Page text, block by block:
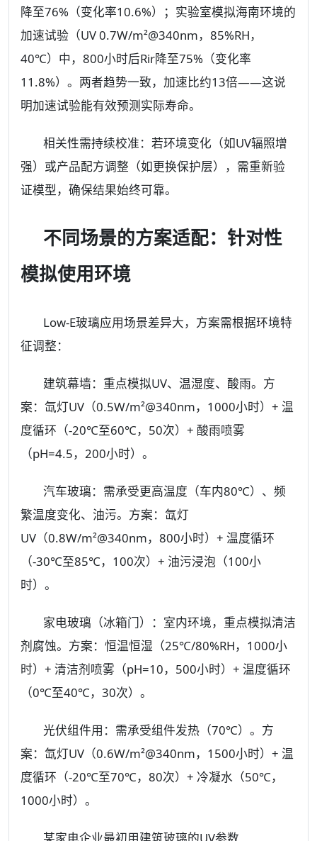
降至76%（变化率10.6%）；实验室模拟海南环境的
加速试验（UV 0.7W/m²@340nm，85%RH，
40℃）中，800小时后Rir降至75%（变化率
11.8%）。两者趋势一致，加速比约13倍——这说
明加速试验能有效预测实际寿命。
相关性需持续校准：若环境变化（如UV辐照增
强）或产品配方调整（如更换保护层），需重新验
证模型，确保结果始终可靠。
不同场景的方案适配：针对性
模拟使用环境
Low-E玻璃应用场景差异大，方案需根据环境特
征调整：
建筑幕墙：重点模拟UV、温湿度、酸雨。方
案：氙灯UV（0.5W/m²@340nm，1000小时）+ 温
度循环（-20℃至60℃，50次）+ 酸雨喷雾
（pH=4.5，200小时）。
汽车玻璃：需承受更高温度（车内80℃）、频
繁温度变化、油污。方案：氙灯
UV（0.8W/m²@340nm，800小时）+ 温度循环
（-30℃至85℃，100次）+ 油污浸泡（100小
时）。
家电玻璃（冰箱门）：室内环境，重点模拟清洁
剂腐蚀。方案：恒温恒湿（25℃/80%RH，1000小
时）+ 清洁剂喷雾（pH=10，500小时）+ 温度循环
（0℃至40℃，30次）。
光伏组件用：需承受组件发热（70℃）。方
案：氙灯UV（0.6W/m²@340nm，1500小时）+ 温
度循环（-20℃至70℃，80次）+ 冷凝水（50℃，
1000小时）。
某家电企业最初用建筑玻璃的UV参数